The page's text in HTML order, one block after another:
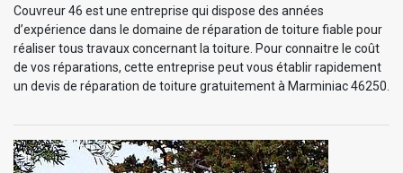
Couvreur 46 est une entreprise qui dispose des années
d’expérience dans le domaine de réparation de toiture fiable pour
réaliser tous travaux concernant la toiture. Pour connaitre le coût
de vos réparations, cette entreprise peut vous établir rapidement
un devis de réparation de toiture gratuitement à Marminiac 46250.